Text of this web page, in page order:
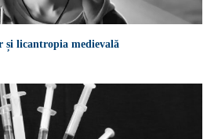
și licantropia medievală